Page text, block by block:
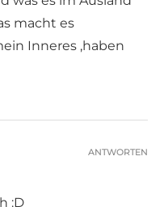
macht es
Inneres ‚haben
:D
ANTWORTEN